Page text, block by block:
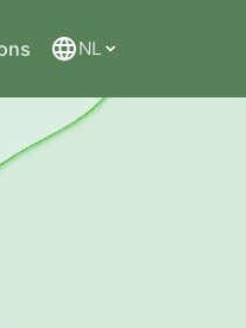
NL